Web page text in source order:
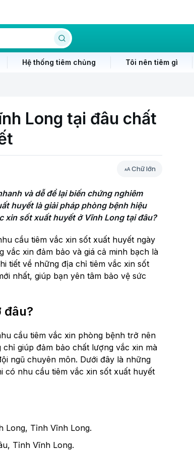
Hệ thống tiêm chủng Tôi nên tiêm gì
Long tại đâu chất
Chữ lớn
và dễ để lại biến chứng nghiêm
huyết là giải pháp phòng bệnh hiệu
xin sốt xuất huyết ở Vĩnh Long tại đâu?
cầu tiêm vắc xin sốt xuất huyết ngày
xin đảm bảo và giá cả minh bạch là
tiết về những địa chỉ tiêm vắc xin sốt
nhất, giúp bạn yên tâm bảo vệ sức
đâu?
cầu tiêm vắc xin phòng bệnh trở nên
giúp đảm bảo chất lượng vắc xin mà
ngũ chuyên môn. Dưới đây là những
có nhu cầu tiêm vắc xin sốt xuất huyết
Long, Tỉnh Vĩnh Long.
Tỉnh Vĩnh Long.